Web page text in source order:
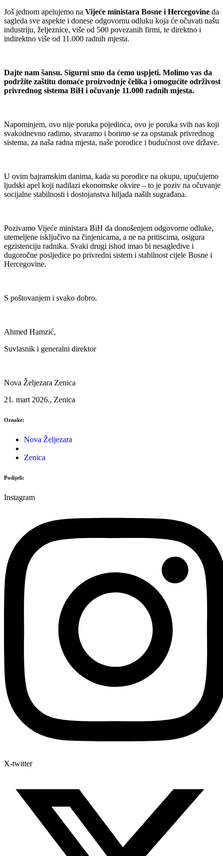
Još jednom apelujemo na Vijeće ministara Bosne i Hercegovine da
sagleda sve aspekte i donese odgovornu odluku koja će očuvati našu
industriju, željeznice, više od 500 povezanih firmi, te direktno i
indirektno više od 11.000 radnih mjesta.
Dajte nam šansu. Sigurni smo da ćemo uspjeti. Molimo vas da
podržite zaštitu domaće proizvodnje čelika i omogućite održivost
privrednog sistema BiH i očuvanje 11.000 radnih mjesta.
Napominjem, ovo nije poruka pojedinca, ovo je poruka svih nas koji
svakodnevno radimo, stvaramo i borimo se za opstanak privrednog
sistema, za naša radna mjesta, naše porodice i budućnost ove države.
U ovim bajramskim danima, kada su porodice na okupu, upućujemo
ljudski apel koji nadilazi ekonomske okvire – to je poziv na očuvanje
socijalne stabilnosti i dostojanstva hiljada naših sugrađana.
Pozivamo Vijeće ministara BiH da donošenjem odgovorne odluke,
utemeljene isključivo na činjenicama, a ne na pritiscima, osigura
egzistenciju radnika. Svaki drugi ishod imao bi nesagledive i
dugoročne posljedice po privredni sistem i stabilnost cijele Bosne i
Hercegovine.
S poštovanjem i svako dobro.
Ahmed Hamzić,
Suvlasnik i generalni direktor
Nova Željezara Zenica
21. mart 2026., Zenica
Oznake:
Nova Željezara
Zenica
Podijeli:
Instagram
X-twitter